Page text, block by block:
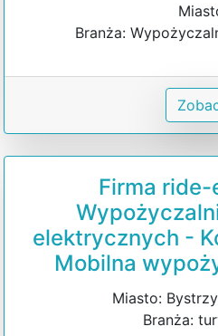
Branża:
Firma
elektrycznych -
Mobilna
Miasto:
Branża: